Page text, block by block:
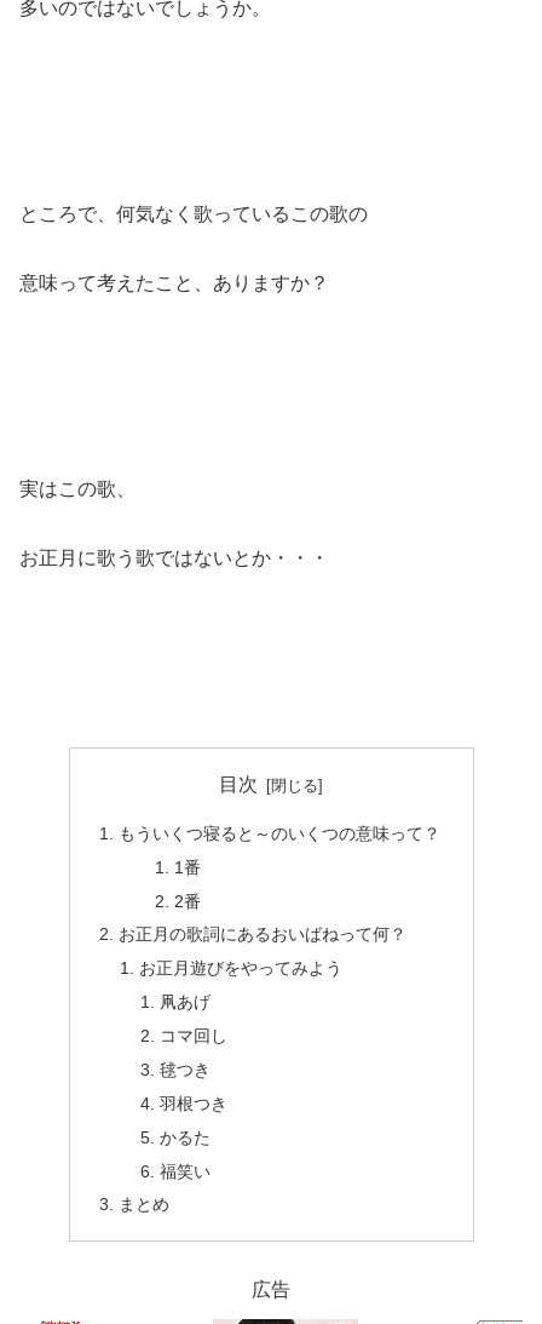
多いのではないでしょうか。
ところで、何気なく歌っているこの歌の
意味って考えたこと、ありますか？
実はこの歌、
お正月に歌う歌ではないとか・・・
目次
もういくつ寝ると～のいくつの意味って？
1番
2番
お正月の歌詞にあるおいばねって何？
お正月遊びをやってみよう
凧あげ
コマ回し
毬つき
羽根つき
かるた
福笑い
まとめ
広告